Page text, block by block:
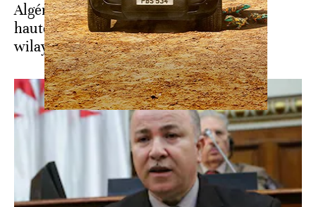
Algérie: un foyer de grippe aviaire H5N1
hautement pathogène, découvert dans la
wilaya de Médéa